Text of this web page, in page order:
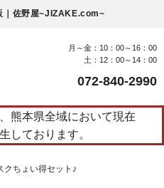
｜佐野屋~JIZAKE.com~
月～金：10：00～16：00
土：12：00～14：00
072-840-2990
熊本県全域において現在
しております。
クちょい得セット♪